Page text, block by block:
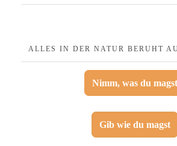
ALLES IN DER NATUR BERUHT
Nimm, was du magst
Gib wie du magst